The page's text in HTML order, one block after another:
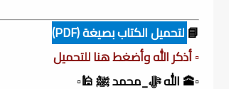
📘لتحميل الكتاب بصيغة (PDF)
▫️ أذكر الله وأضغط هنا للتحميل
▫️🕋 الله ﷻ_محمد ﷺ 🕌▫️